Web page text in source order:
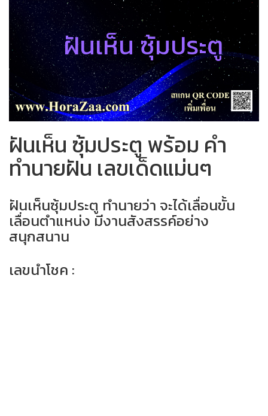
ฝันเห็น ซุ้มประตู
ฝันเห็น ซุ้มประตู พร้อม คำ
ทำนายฝัน เลขเด็ดแม่นๆ
ฝันเห็นซุ้มประตู ทำนายว่า จะได้เลื่อนขั้น
เลื่อนตำแหน่ง มีงานสังสรรค์อย่าง
สนุกสนาน
เลขนำโชค :